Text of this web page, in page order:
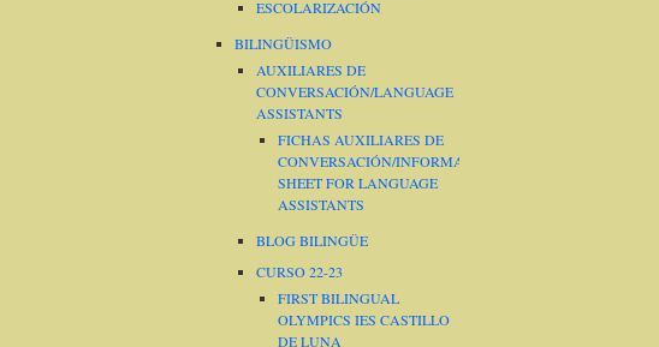
ESCOLARIZACIÓN
BILINGÜISMO
AUXILIARES DE
CONVERSACIÓN/LANGUAGE
ASSISTANTS
FICHAS AUXILIARES DE
CONVERSACIÓN/INFORMATION
SHEET FOR LANGUAGE
ASSISTANTS
BLOG BILINGÜE
CURSO 22-23
FIRST BILINGUAL
OLYMPICS IES CASTILLO
DE LUNA